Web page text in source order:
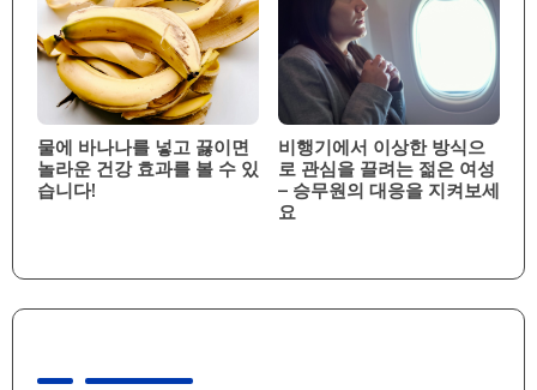
물에 바나나를 넣고 끓이면
놀라운 건강 효과를 볼 수 있
습니다!
비행기에서 이상한 방식으
로 관심을 끌려는 젊은 여성
– 승무원의 대응을 지켜보세
요